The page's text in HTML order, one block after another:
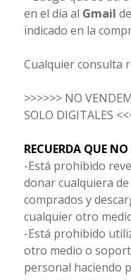
en el día al Gmail
indicado en la
Cualquier consulta
>>>>>> NO
SOLO DIGITALES
RECUERDA QUE
-Está prohibido
donar cualquiera
comprados y
cualquier otro
-Está prohibido
otro medio o
personal haciendo